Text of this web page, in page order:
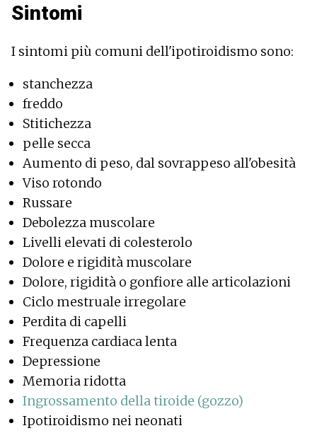
Sintomi
I sintomi più comuni dell'ipotiroidismo sono:
stanchezza
freddo
Stitichezza
pelle secca
Aumento di peso, dal sovrappeso all'obesità
Viso rotondo
Russare
Debolezza muscolare
Livelli elevati di colesterolo
Dolore e rigidità muscolare
Dolore, rigidità o gonfiore alle articolazioni
Ciclo mestruale irregolare
Perdita di capelli
Frequenza cardiaca lenta
Depressione
Memoria ridotta
Ingrossamento della tiroide (gozzo)
Ipotiroidismo nei neonati